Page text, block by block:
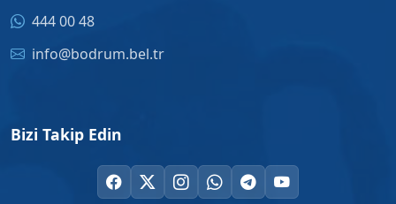
444 00 48
info@bodrum.bel.tr
Bizi Takip Edin